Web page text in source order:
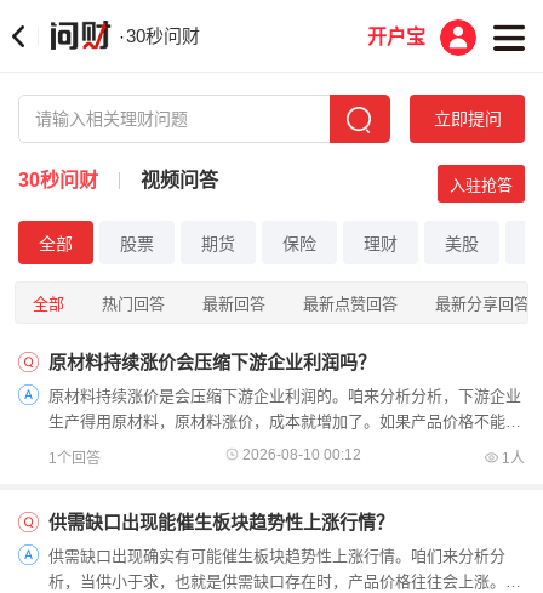
·30秒问财 开户宝
立即提问
30秒问财 视频问答 入驻抢答
全部 股票 期货 保险 理财 美股
全部 热门回答 最新回答 最新点赞回答 最新分享回答
原材料持续涨价会压缩下游企业利润吗？
原材料持续涨价是会压缩下游企业利润的。咱来分析分析，下游企业
生产得用原材料，原材料涨价，成本就增加了。如果产品价格不能跟
着涨，或者涨的幅度没成本增加得多，那利润肯定就少了。...
1个回答 2026-08-10 00:12 1人
供需缺口出现能催生板块趋势性上涨行情？
供需缺口出现确实有可能催生板块趋势性上涨行情。咱们来分析分
析，当供小于求，也就是供需缺口存在时，产品价格往往会上涨。这